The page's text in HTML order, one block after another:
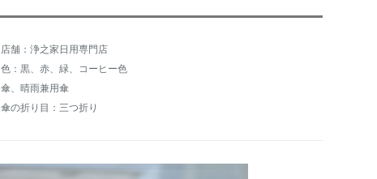
店舗：浄之家日用専門店
色：黒、赤、緑、コーヒー色
傘、晴雨兼用傘
傘の折り目：三つ折り